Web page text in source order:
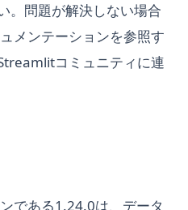
。問題が解決しない場合
メンテーションを参照す
コミュニティに連
である1.24.0は、データ